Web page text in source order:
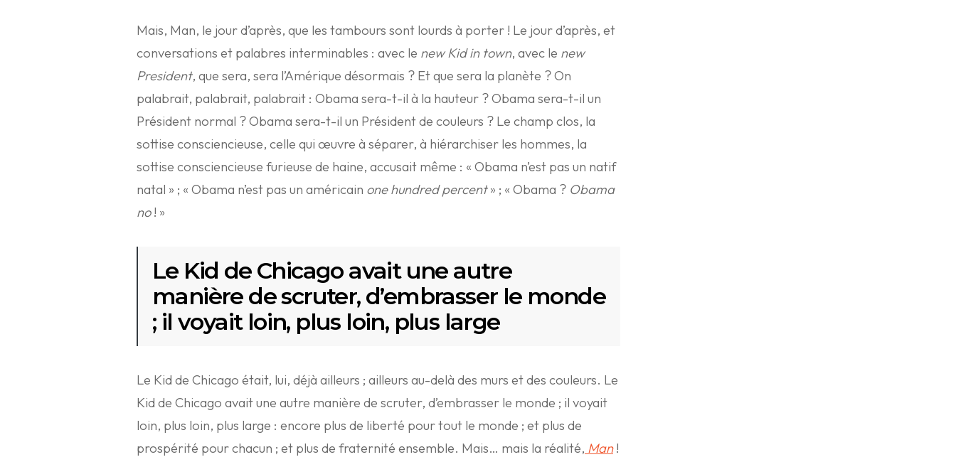
Mais, Man, le jour d’après, que les tambours sont lourds à porter ! Le jour d’après, et
conversations et palabres interminables : avec le new Kid in town, avec le new
President, que sera, sera l’Amérique désormais ? Et que sera la planète ? On
palabrait, palabrait, palabrait : Obama sera-t-il à la hauteur ? Obama sera-t-il un
Président normal ? Obama sera-t-il un Président de couleurs ? Le champ clos, la
sottise consciencieuse, celle qui œuvre à séparer, à hiérarchiser les hommes, la
sottise consciencieuse furieuse de haine, accusait même : « Obama n’est pas un natif
natal » ; « Obama n’est pas un américain one hundred percent» ; « Obama ? Obama
no! »
Le Kid de Chicago avait une autre
manière de scruter, d’embrasser le monde
; il voyait loin, plus loin, plus large
Le Kid de Chicago était, lui, déjà ailleurs ; ailleurs au-delà des murs et des couleurs. Le
Kid de Chicago avait une autre manière de scruter, d’embrasser le monde ; il voyait
loin, plus loin, plus large : encore plus de liberté pour tout le monde ; et plus de
prospérité pour chacun ; et plus de fraternité ensemble. Mais… mais la réalité, Man!